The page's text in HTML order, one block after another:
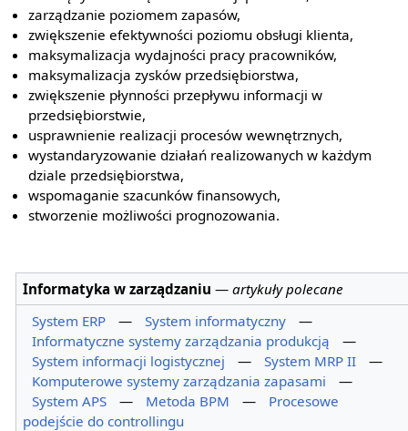
zarządzanie poziomem zapasów,
zwiększenie efektywności poziomu obsługi klienta,
maksymalizacja wydajności pracy pracowników,
maksymalizacja zysków przedsiębiorstwa,
zwiększenie płynności przepływu informacji w
przedsiębiorstwie,
usprawnienie realizacji procesów wewnętrznych,
wystandaryzowanie działań realizowanych w każdym
dziale przedsiębiorstwa,
wspomaganie szacunków finansowych,
stworzenie możliwości prognozowania.
Informatyka w zarządzaniu —artykuły polecane
System ERP
— System informatyczny
—
Informatyczne systemy zarządzania produkcją
—
System informacji logistycznej
— System MRP II
—
Komputerowe systemy zarządzania zapasami
—
System APS
— Metoda BPM —
Procesowe
podejście do controllingu